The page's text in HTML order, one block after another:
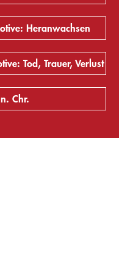
Heranwachsen
Tod, Trauer, Verlust
Chr.